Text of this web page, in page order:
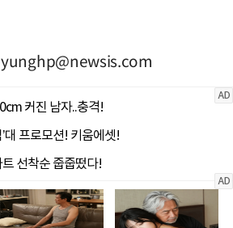
yunghp@newsis.com